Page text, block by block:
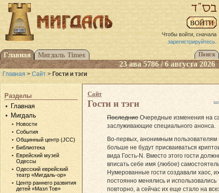
Чтобы войти, сначала
зарегистрируйтесь.
23 ава 5786 / 6 августа 2026
Главная > Сайт > Гости и тэги
Разделы
Главная
Мигдаль
Новости
События
Общинный центр (JCC)
Библиотека
Еврейский музей
Одессы
Одесский еврейский
театр «Мигдаль-ор»
Центр раннего развития
детей «Мазл Тов»
Сайт
Гости и тэги
Последние Очередные изменения на
заслуживающие специального анонса.
Во-первых, анонимным пользователям
больше не будут присваиваться
вида Гость-N. Вместо этого гости
вписать себе имя (любое)
Нумерованные гости создавали хаос,
постоянно менялись и использовались
повторно, а сейчас их еще стало на